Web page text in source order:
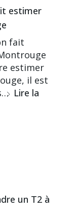
estimer
fait
estimer
il est
Lire la
un T2 à